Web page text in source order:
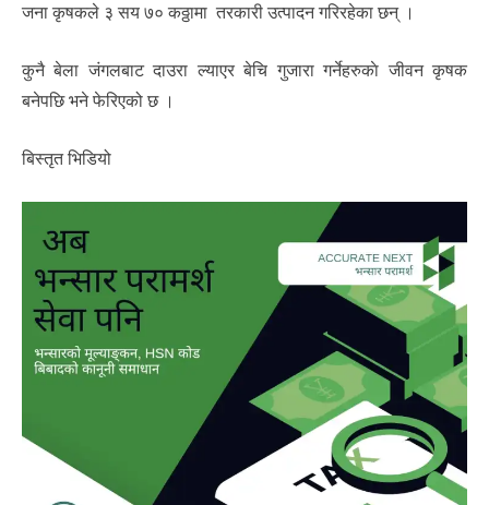
जना कृषकले ३ सय ७० कठ्ठामा तरकारी उत्पादन गरिरहेका छन् ।
कुनै बेला जंगलबाट दाउरा ल्याएर बेचि गुजारा गर्नेहरुकाे जीवन कृषक
बनेपछि भने फेरिएको छ ।
बिस्तृत भिडियो